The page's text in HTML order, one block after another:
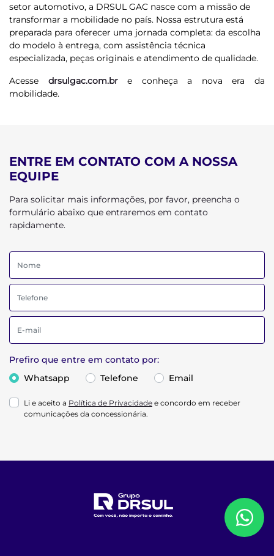
setor automotivo, a DRSUL GAC nasce com a missão de
transformar a mobilidade no país. Nossa estrutura está
preparada para oferecer uma jornada completa: da escolha
do modelo à entrega, com assistência técnica
especializada, peças originais e atendimento de qualidade.
Acesse drsulgac.com.bre conheça a nova era da
mobilidade.
ENTRE EM CONTATO COM A NOSSA
EQUIPE
Para solicitar mais informações, por favor, preencha o
formulário abaixo que entraremos em contato
rapidamente.
Prefiro que entre em contato por:
Whatsapp
Telefone Email
Li e aceito a Política de Privacidade e concordo em receber
comunicações da concessionária.